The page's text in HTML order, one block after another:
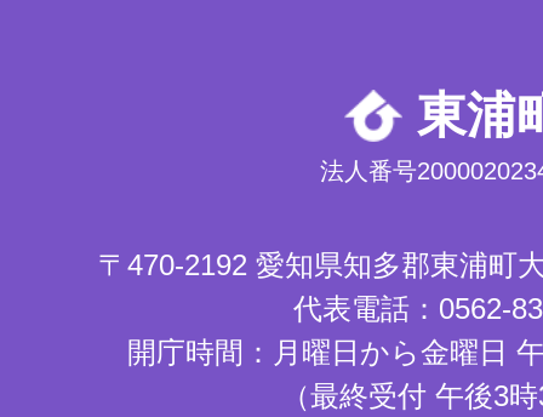
東浦
法人番号
〒470-2192 愛知県知多郡東浦町
代表電話：0562-
開庁時間：月曜日から金曜日
（最終受付 午後3